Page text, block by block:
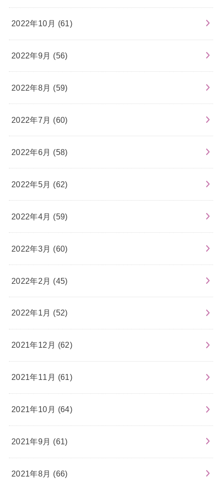
2022年10月 (61)
2022年9月 (56)
2022年8月 (59)
2022年7月 (60)
2022年6月 (58)
2022年5月 (62)
2022年4月 (59)
2022年3月 (60)
2022年2月 (45)
2022年1月 (52)
2021年12月 (62)
2021年11月 (61)
2021年10月 (64)
2021年9月 (61)
2021年8月 (66)